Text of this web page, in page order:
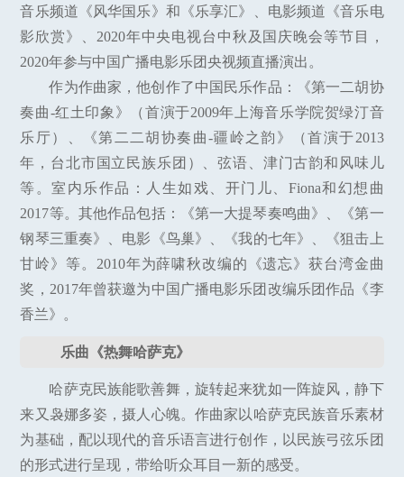
音乐频道《风华国乐》和《乐享汇》、电影频道《音乐电
影欣赏》、2020年中央电视台中秋及国庆晚会等节目，
2020年参与中国广播电影乐团央视频直播演出。
作为作曲家，他创作了中国民乐作品：《第一二胡协
奏曲-红土印象》（首演于2009年上海音乐学院贺绿汀音
乐厅）、《第二二胡协奏曲-疆岭之韵》（首演于2013
年，台北市国立民族乐团）、弦语、津门古韵和风味儿
等。室内乐作品：人生如戏、开门儿、Fiona和幻想曲
2017等。其他作品包括：《第一大提琴奏鸣曲》、《第一
钢琴三重奏》、电影《鸟巢》、《我的七年》、《狙击上
甘岭》等。2010年为薛啸秋改编的《遗忘》获台湾金曲
奖，2017年曾获邀为中国广播电影乐团改编乐团作品《李
香兰》。
乐曲《热舞哈萨克》
哈萨克民族能歌善舞，旋转起来犹如一阵旋风，静下
来又袅娜多姿，摄人心魄。作曲家以哈萨克民族音乐素材
为基础，配以现代的音乐语言进行创作，以民族弓弦乐团
的形式进行呈现，带给听众耳目一新的感受。